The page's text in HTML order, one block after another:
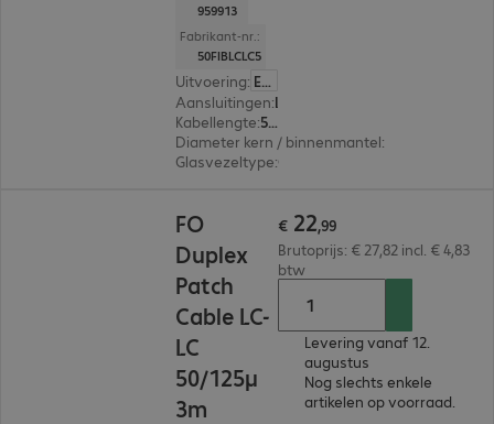
959913
Fabrikant-nr.:
50FIBLCLC5
Uitvoering: Europa
Aansluitingen:
Kabellengte: 5 m
Diameter kern / binnenmantel:
Glasvezeltype:
FO
Duplex
Patch
Cable LC-
LC
50/125µ
3m
€ 22,99
Brutoprijs: € 27,82 incl. € 4,83
btw
Levering vanaf 12.
augustus
Nog slechts enkele
artikelen op voorraad.